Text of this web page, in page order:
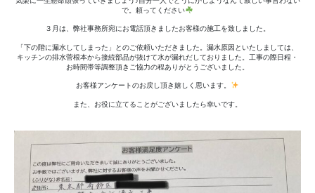
工
事
へ
の
で。頼ってください
３月は、弊社事務所宛にお電話頂きましたお客様の施工を致しました。
「下の階に漏水してしまった」とのご依頼いただきました。漏水原因といたしましては、
キッチンの排水菅根本から接続部品が抜けて水が漏れだしておりました。工事の際日程・
お時間帯等調整頂きご協力の程ありがとうございました。
お客様アンケートのお戻し頂き嬉しく思います。
また、お役に立てることがございましたら幸いです。